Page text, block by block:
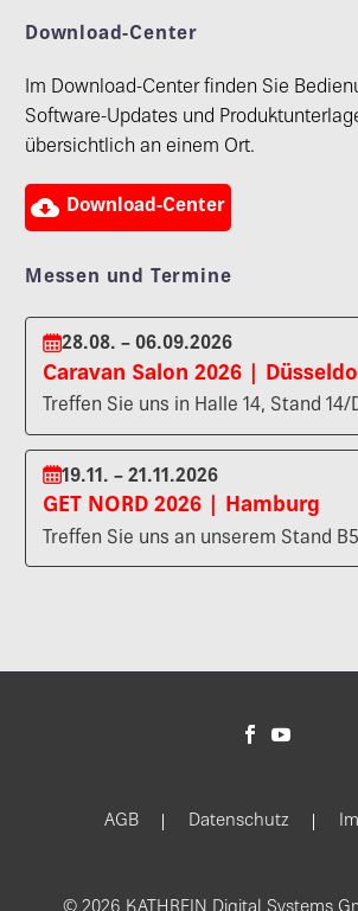
Download-Center
Im Download-Center finden Sie
Software-Updates und
übersichtlich an einem Ort.
 Download-Center
Messen und Termine
28.08. – 06.09.2026
Caravan Salon 2026 |
Treffen Sie uns in Halle 14, Stand 14/
19.11. – 21.11.2026
GET NORD 2026 | Hamburg
Treffen Sie uns an unserem Stand
AGB Datenschutz